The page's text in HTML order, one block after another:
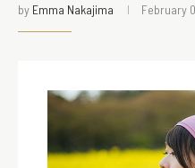
by Emma Nakajima February